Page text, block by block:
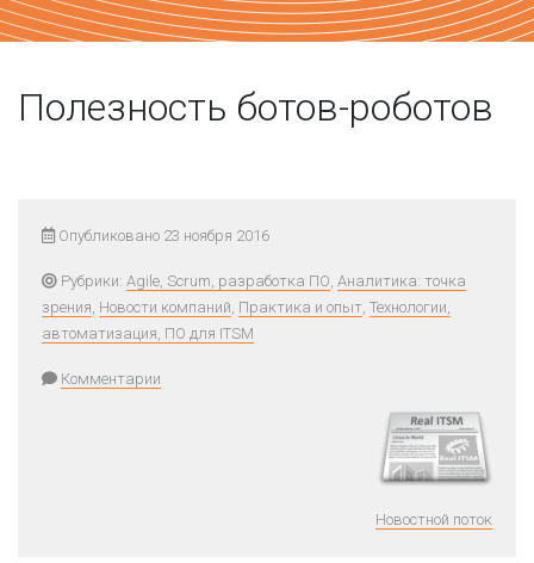
Полезность ботов-роботов
Опубликовано 23 ноября 2016
Рубрики: Agile, Scrum, разработка ПО, Аналитика: точка
зрения, Новости компаний, Практика и опыт, Технологии,
автоматизация, ПО для ITSM
Комментарии
Новостной поток